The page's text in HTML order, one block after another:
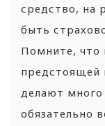
средство, на
быть
Помните, что
предстоящей
делают
обязательно